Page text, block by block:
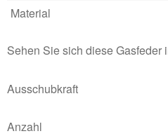
Material
Sehen Sie sich diese Gasfeder
Ausschubkraft
Anzahl